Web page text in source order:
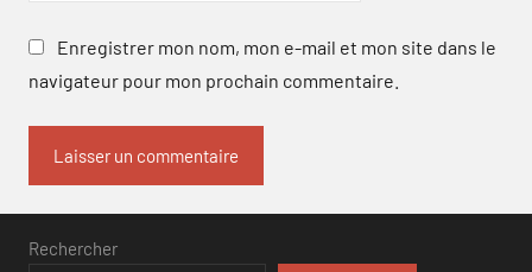
Enregistrer mon nom, mon e-mail et mon site dans le
navigateur pour mon prochain commentaire.
Rechercher